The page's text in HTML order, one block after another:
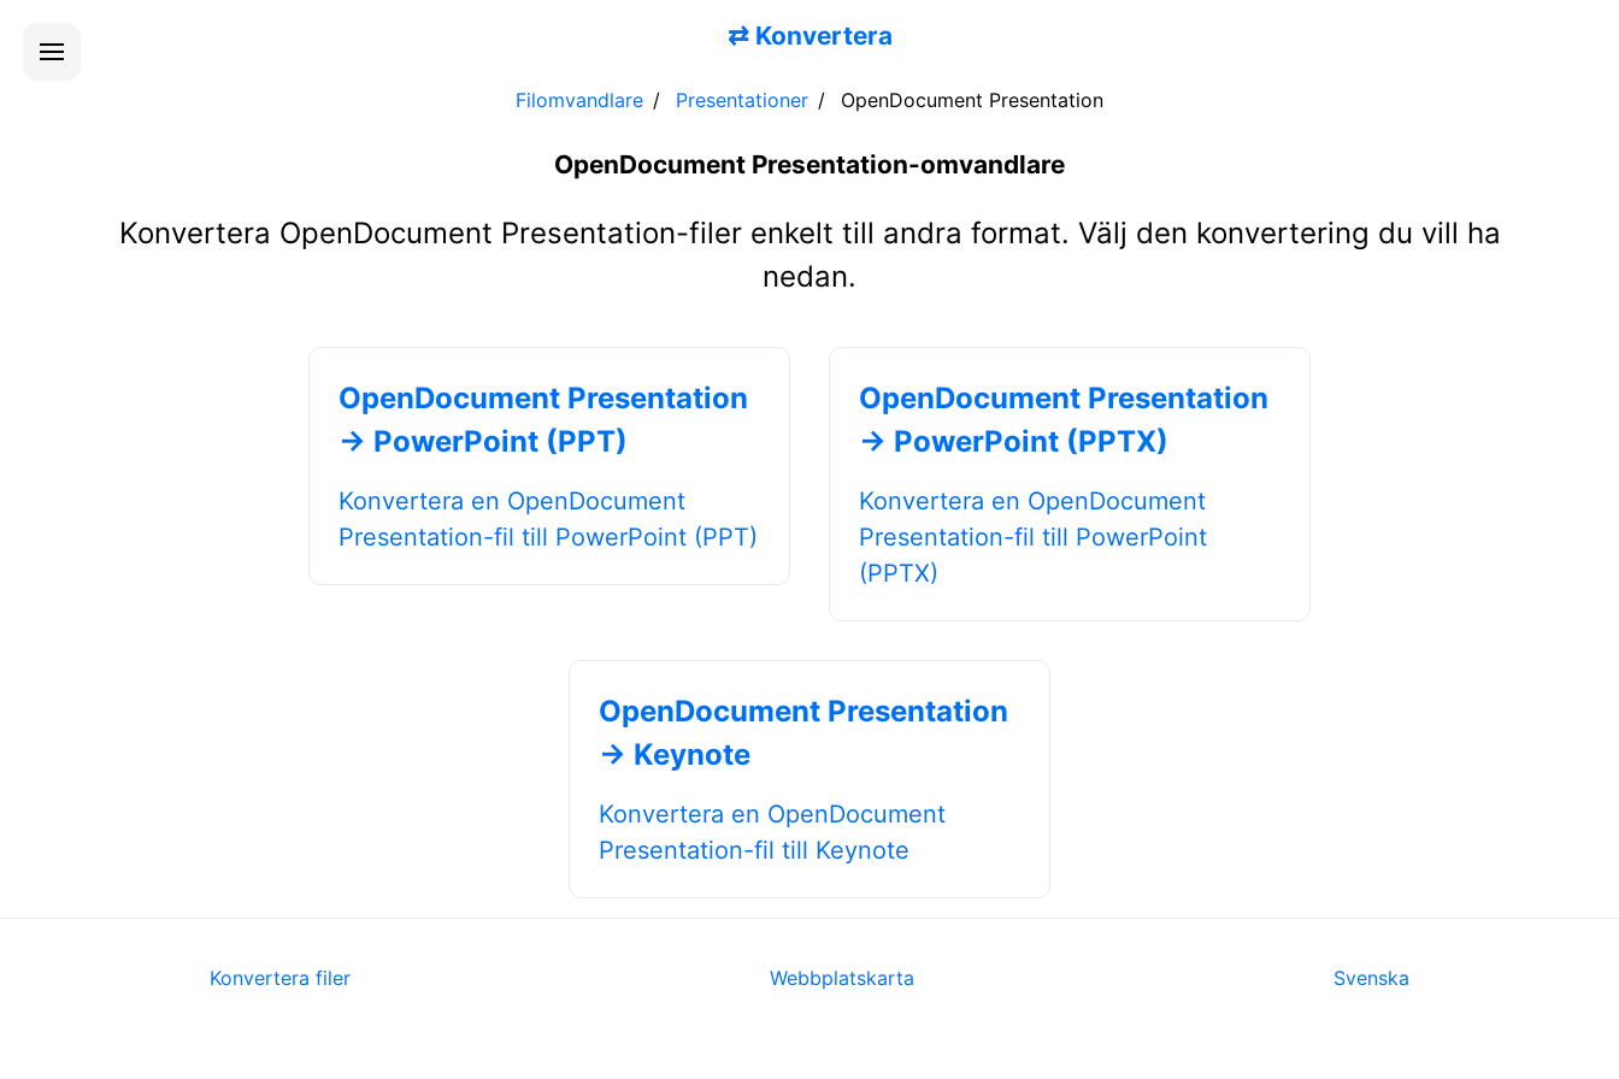
⇄ Konvertera
Filomvandlare Presentationer OpenDocument Presentation
OpenDocument Presentation-omvandlare
Konvertera OpenDocument Presentation-filer enkelt till andra format. Välj den konvertering du vill ha
nedan.
OpenDocument Presentation
→ PowerPoint (PPT)
Konvertera en OpenDocument
Presentation-fil till PowerPoint (PPT)
OpenDocument Presentation
→ PowerPoint (PPTX)
Konvertera en OpenDocument
Presentation-fil till PowerPoint
(PPTX)
OpenDocument Presentation
→ Keynote
Konvertera en OpenDocument
Presentation-fil till Keynote
Konvertera filer Webbplatskarta Svenska